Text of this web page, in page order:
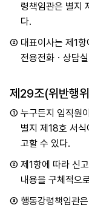
령책임관은 별지
다.
② 대표이사는 제1
전용전화ㆍ상담
제29조(위반행
① 누구든지 임직원
별지 제18호 서
고할 수 있다.
② 제1항에 따라 신
내용을 구체적으
③ 행동강령책임관